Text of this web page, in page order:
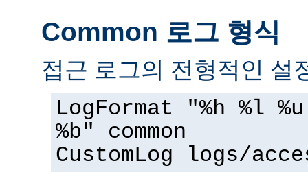
Common 로그 형식
접근 로그의 전형적인 설
LogFormat "%h %l
%b" common
CustomLog logs/